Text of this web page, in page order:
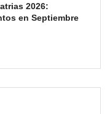
2026:
en Septiembre